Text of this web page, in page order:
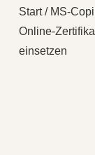
Start/ MS-
Online-
einsetzen